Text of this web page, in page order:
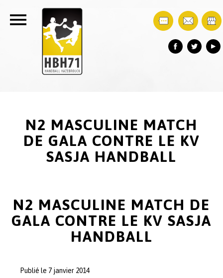
N2 MASCULINE MATCH
DE GALA CONTRE LE KV
SASJA HANDBALL
N2 MASCULINE MATCH DE
GALA CONTRE LE KV SASJA
HANDBALL
Publié le 7 janvier 2014